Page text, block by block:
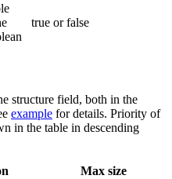
true or false
structure field, both in the
example for details. Priority of
in the table in descending
Max size